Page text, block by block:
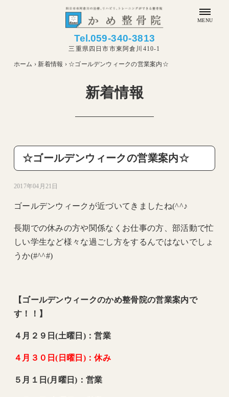
Tel.059-340-3813
三重県四日市市東阿倉川410-1
MENU
ホーム › 新着情報 › ☆ゴールデンウィークの営業案内☆
新着情報
☆ゴールデンウィークの営業案内☆
2017年04月21日
ゴールデンウィークが近づいてきましたね(^^♪
長期での休みの方や関係なくお仕事の方、部活動で忙
しい学生など様々な過ごし方をするんではないでしょ
うか(#^^#)
【ゴールデンウィークのかめ整骨院の営業案内で
す！！】
４月２９日(土曜日)：営業
４月３０日(日曜日)：休み
５月１日(月曜日)：営業